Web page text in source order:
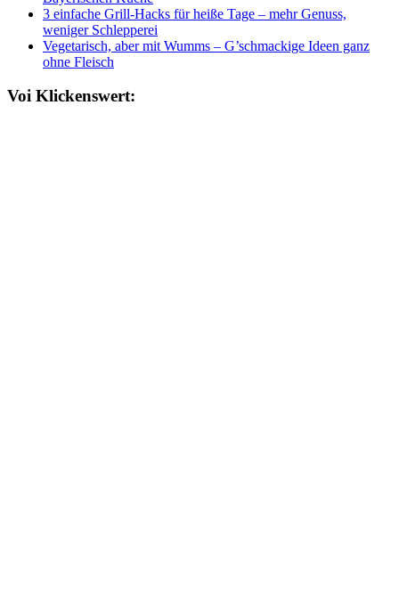
3 einfache Grill-Hacks für heiße Tage – mehr Genuss,
weniger Schlepperei
Vegetarisch, aber mit Wumms – G’schmackige Ideen ganz
ohne Fleisch
Voi Klickenswert: